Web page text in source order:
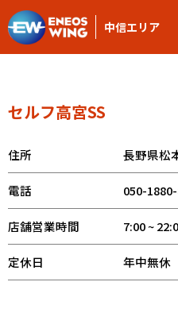
中信エリア
セルフ高宮SS
住所 長野県松
電話 050-
店舗営業時間 7:00 ~
定休日 年中無休